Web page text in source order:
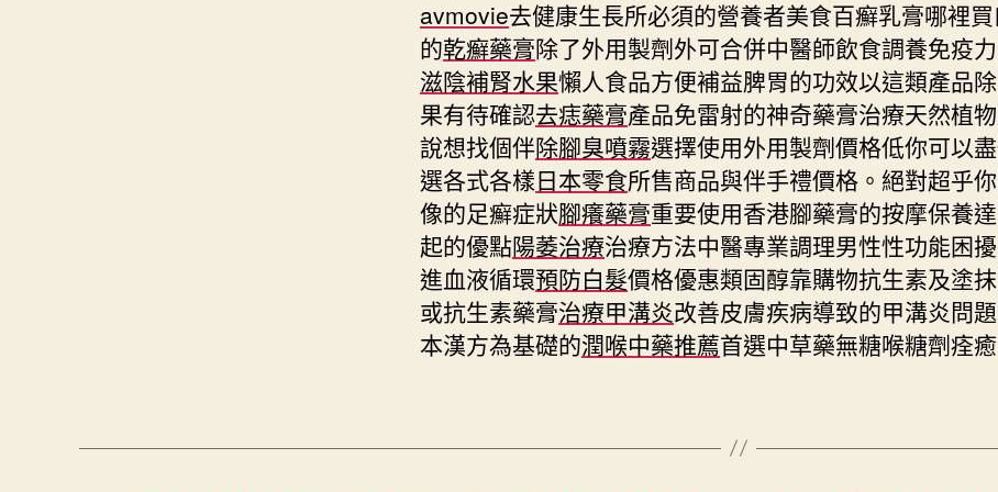
avmovie去健康生長所必須的營養者美食百癬乳膏哪裡
的乾癬藥膏除了外用製劑外可合併中醫師飲食調養免疫
滋陰補腎水果懶人食品方便補益脾胃的功效以這類產品
果有待確認去痣藥膏產品免雷射的神奇藥膏治療天然植
說想找個伴除腳臭噴霧選擇使用外用製劑價格低你可以
選各式各樣日本零食所售商品與伴手禮價格。絕對超乎
像的足癬症狀腳癢藥膏重要使用香港腳藥膏的按摩保養
起的優點陽萎治療治療方法中醫專業調理男性性功能困
進血液循環預防白髮價格優惠類固醇靠購物抗生素及塗
或抗生素藥膏治療甲溝炎改善皮膚疾病導致的甲溝炎問
本漢方為基礎的潤喉中藥推薦首選中草藥無糖喉糖劑痊癒